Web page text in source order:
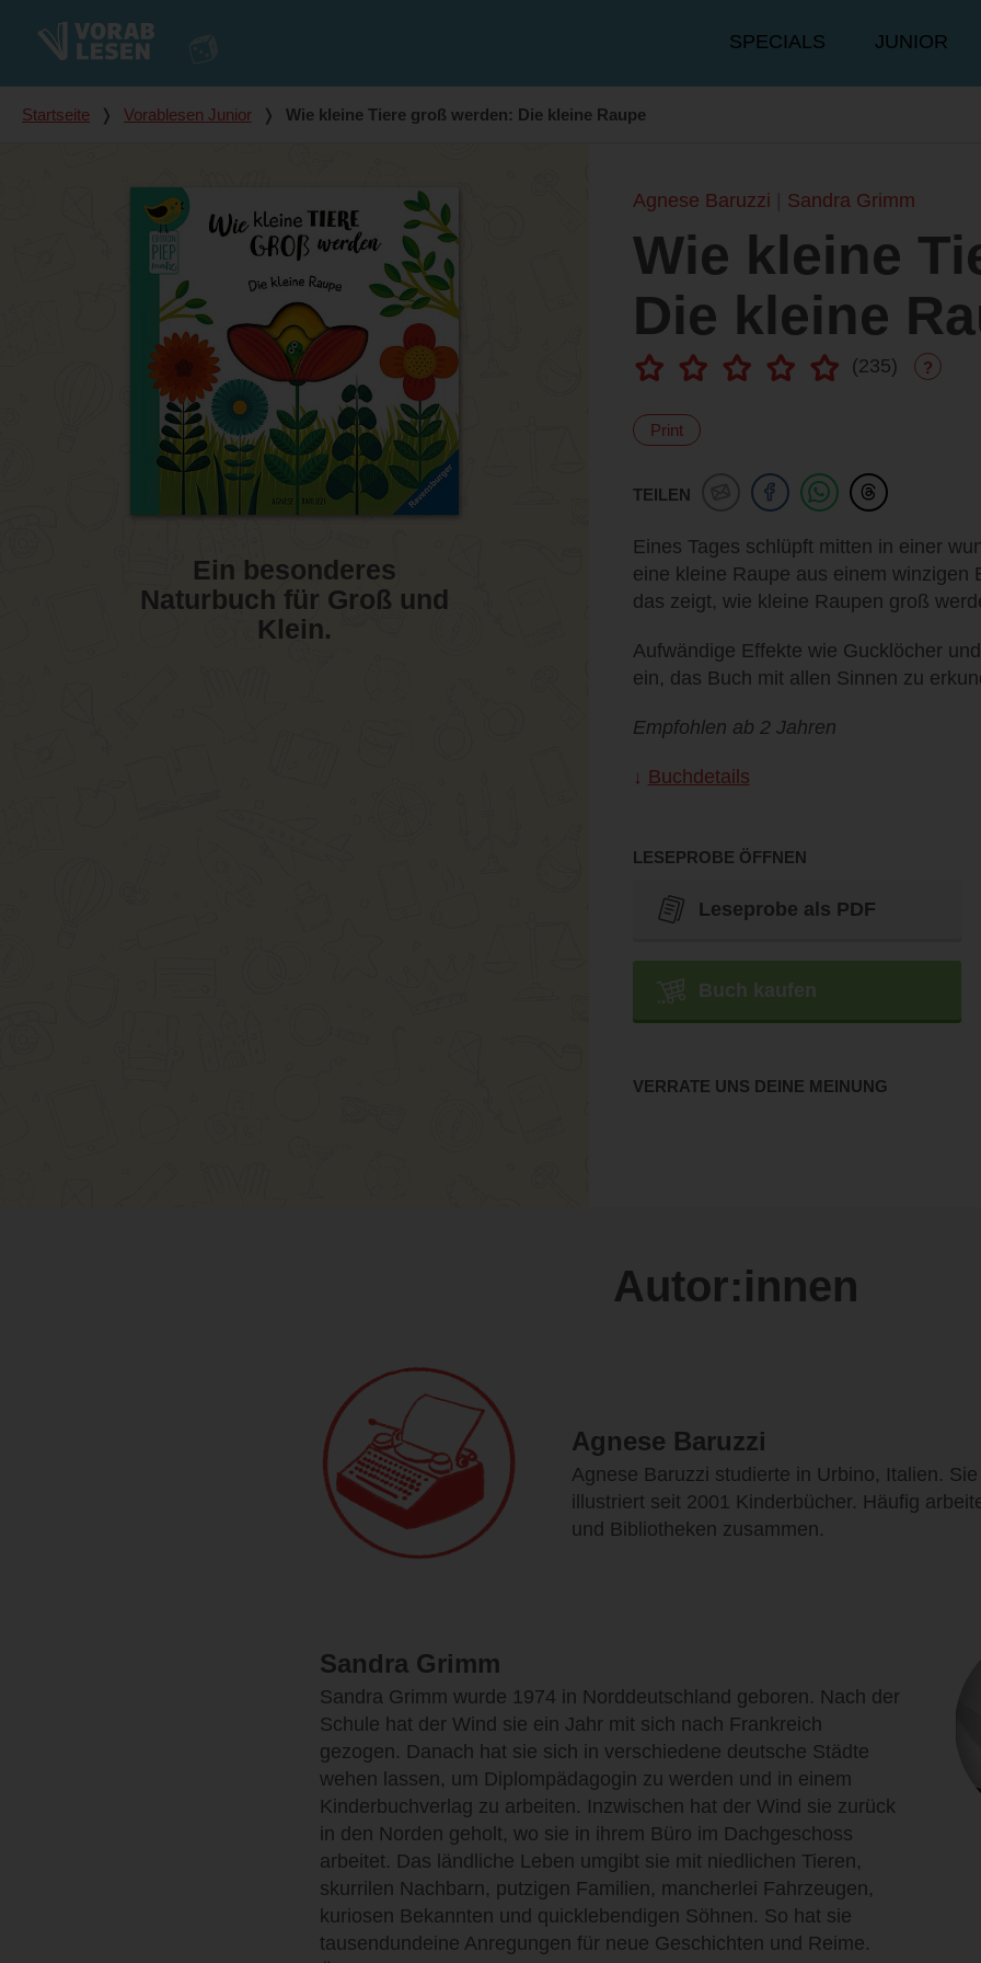
Hauptmenü
SPECIALS JUNIOR
Du bist hier
Startseite ❭ Vorablesen Junior ❭ Wie kleine Tiere groß werden: Die kleine Raupe
Ein besonderes
Naturbuch für Groß und
Klein.
Agnese Baruzzi Sandra Grimm
Wie kleine
Die kleine
(235) ?
Print
TEILEN
Eines Tages schlüpft mitten in einer
eine kleine Raupe aus einem winzigen
das zeigt, wie kleine Raupen groß
Aufwändige Effekte wie Gucklöcher
ein, das Buch mit allen Sinnen zu
Empfohlen ab 2 Jahren
Buchdetails
LESEPROBE ÖFFNEN
Leseprobe als PDF
Buch kaufen
VERRATE UNS DEINE MEINUNG
Autor:innen
Agnese Baruzzi
Agnese Baruzzi studierte in Urbino, Italien.
illustriert seit 2001 Kinderbücher. Häufig
und Bibliotheken zusammen.
Sandra Grimm
Sandra Grimm wurde 1974 in Norddeutschland geboren. Nach der
Schule hat der Wind sie ein Jahr mit sich nach Frankreich
gezogen. Danach hat sie sich in verschiedene deutsche Städte
wehen lassen, um Diplompädagogin zu werden und in einem
Kinderbuchverlag zu arbeiten. Inzwischen hat der Wind sie zurück
in den Norden geholt, wo sie in ihrem Büro im Dachgeschoss
arbeitet. Das ländliche Leben umgibt sie mit niedlichen Tieren,
skurrilen Nachbarn, putzigen Familien, mancherlei Fahrzeugen,
kuriosen Bekannten und quicklebendigen Söhnen. So hat sie
tausendundeine Anregungen für neue Geschichten und Reime.